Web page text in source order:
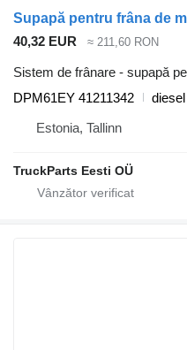
40,32 EUR ≈ 211,60 RON
Sistem de frânare - supapă
DPM61EY 41211342
diesel
Estonia, Tallinn
TruckParts Eesti OÜ